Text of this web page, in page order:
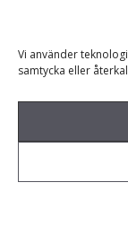
Vi använder
samtycka eller